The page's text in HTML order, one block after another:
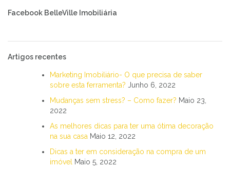
Facebook BelleVille Imobiliária
Artigos recentes
Marketing Imobiliário- O que precisa de saber
sobre esta ferramenta? Junho 6, 2022
Mudanças sem stress? – Como fazer? Maio 23,
2022
As melhores dicas para ter uma ótima decoração
na sua casa Maio 12, 2022
Dicas a ter em consideração na compra de um
imóvel
Maio 5, 2022